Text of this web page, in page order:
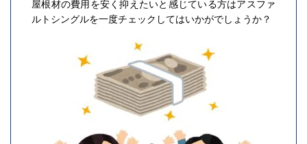
屋根材の費用を安く抑えたいと感じている方はアスファ
ルトシングルを一度チェックしてはいかがでしょうか？